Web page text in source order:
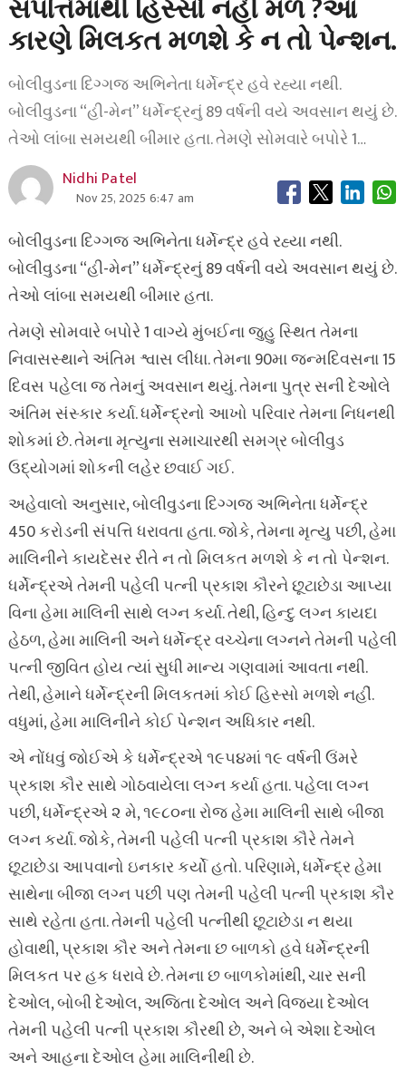
સંપત્તિમાંથી હિસ્સો નહીં મળે ?આ
કારણે મિલકત મળશે કે ન તો પેન્શન.
બોલીવુડના દિગ્ગજ અભિનેતા ધર્મેન્દ્ર હવે રહ્યા નથી.
બોલીવુડના “હી-મેન” ધર્મેન્દ્રનું 89 વર્ષની વયે અવસાન થયું છે.
તેઓ લાંબા સમયથી બીમાર હતા. તેમણે સોમવારે બપોરે 1…
Nidhi Patel
Nov 25, 2025 6:47 am
બોલીવુડના દિગ્ગજ અભિનેતા ધર્મેન્દ્ર હવે રહ્યા નથી.
બોલીવુડના “હી-મેન” ધર્મેન્દ્રનું 89 વર્ષની વયે અવસાન થયું છે.
તેઓ લાંબા સમયથી બીમાર હતા.
તેમણે સોમવારે બપોરે 1 વાગ્યે મુંબઈના જુહુ સ્થિત તેમના
નિવાસસ્થાને અંતિમ શ્વાસ લીધા. તેમના 90મા જન્મદિવસના 15
દિવસ પહેલા જ તેમનું અવસાન થયું. તેમના પુત્ર સની દેઓલે
અંતિમ સંસ્કાર કર્યા. ધર્મેન્દ્રનો આખો પરિવાર તેમના નિધનથી
શોકમાં છે. તેમના મૃત્યુના સમાચારથી સમગ્ર બોલીવુડ
ઉદ્યોગમાં શોકની લહેર છવાઈ ગઈ.
અહેવાલો અનુસાર, બોલીવુડના દિગ્ગજ અભિનેતા ધર્મેન્દ્ર
450 કરોડની સંપત્તિ ધરાવતા હતા. જોકે, તેમના મૃત્યુ પછી, હેમા
માલિનીને કાયદેસર રીતે ન તો મિલકત મળશે કે ન તો પેન્શન.
ધર્મેન્દ્રએ તેમની પહેલી પત્ની પ્રકાશ કૌરને છૂટાછેડા આપ્યા
વિના હેમા માલિની સાથે લગ્ન કર્યા. તેથી, હિન્દુ લગ્ન કાયદા
હેઠળ, હેમા માલિની અને ધર્મેન્દ્ર વચ્ચેના લગ્નને તેમની પહેલી
પત્ની જીવિત હોય ત્યાં સુધી માન્ય ગણવામાં આવતા નથી.
તેથી, હેમાને ધર્મેન્દ્રની મિલકતમાં કોઈ હિસ્સો મળશે નહીં.
વધુમાં, હેમા માલિનીને કોઈ પેન્શન અધિકાર નથી.
એ નોંધવું જોઈએ કે ધર્મેન્દ્રએ ૧૯૫૪માં ૧૯ વર્ષની ઉંમરે
પ્રકાશ કૌર સાથે ગોઠવાયેલા લગ્ન કર્યા હતા. પહેલા લગ્ન
પછી, ધર્મેન્દ્રએ ૨ મે, ૧૯૮૦ના રોજ હેમા માલિની સાથે બીજા
લગ્ન કર્યા. જોકે, તેમની પહેલી પત્ની પ્રકાશ કૌરે તેમને
છૂટાછેડા આપવાનો ઇનકાર કર્યો હતો. પરિણામે, ધર્મેન્દ્ર હેમા
સાથેના બીજા લગ્ન પછી પણ તેમની પહેલી પત્ની પ્રકાશ કૌર
સાથે રહેતા હતા. તેમની પહેલી પત્નીથી છૂટાછેડા ન થયા
હોવાથી, પ્રકાશ કૌર અને તેમના છ બાળકો હવે ધર્મેન્દ્રની
મિલકત પર હક ધરાવે છે. તેમના છ બાળકોમાંથી, ચાર સની
દેઓલ, બોબી દેઓલ, અજિતા દેઓલ અને વિજયા દેઓલ
તેમની પહેલી પત્ની પ્રકાશ કૌરથી છે, અને બે એશા દેઓલ
અને આહના દેઓલ હેમા માલિનીથી છે.